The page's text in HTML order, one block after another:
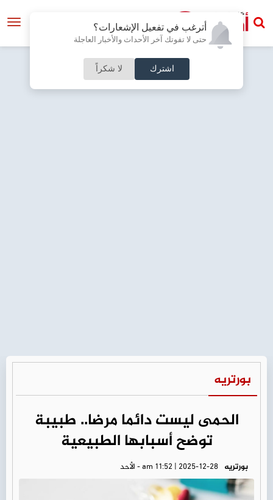
أترغب في تفعيل الإشعارات؟
حتى لا تفوتك آخر الأحداث والأخبار العاجلة
اشترك لا شكراً
بورتريه
الحمى ليست دائما مرضا.. طبيبة
توضح أسبابها الطبيعية
بورتريه am 11:52 | 2025-12-28 - الأحد